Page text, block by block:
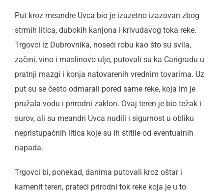
Put kroz meandre Uvca bio je izuzetno izazovan zbog
strmih litica, dubokih kanjona i krivudavog toka reke.
Trgovci iz Dubrovnika, noseći robu kao što su svila,
začini, vino i maslinovo ulje, putovali su ka Carigradu u
pratnji mazgi i konja natovarenih vrednim tovarima. Uz
put su se često odmarali pored same reke, koja im je
pružala vodu i prirodni zaklon. Ovaj teren je bio težak i
surov, ali su meandri Uvca nudili i sigurnost u obliku
nepristupačnih litica koje su ih štitile od eventualnih
napada.
Trgovci bi, ponekad, danima putovali kroz oštar i
kamenit teren, prateći prirodni tok reke koja je u to